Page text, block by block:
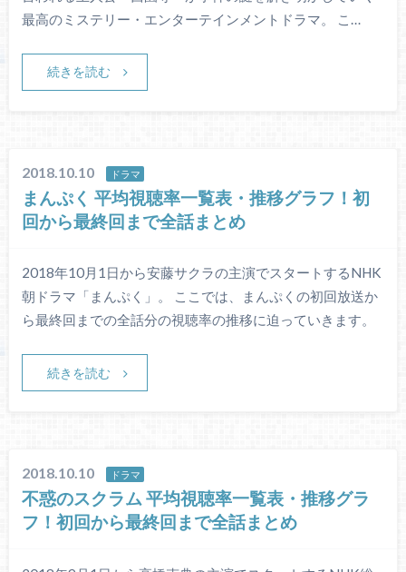
最高のミステリー・エンターテインメントドラマ。 こ…
続きを読む
2018.10.10 ドラマ
まんぷく 平均視聴率一覧表・推移グラフ！初
回から最終回まで全話まとめ
2018年10月1日から安藤サクラの主演でスタートするNHK
朝ドラマ「まんぷく」。 ここでは、まんぷくの初回放送か
ら最終回までの全話分の視聴率の推移に迫っていきます。
続きを読む
2018.10.10 ドラマ
不惑のスクラム 平均視聴率一覧表・推移グラ
フ！初回から最終回まで全話まとめ